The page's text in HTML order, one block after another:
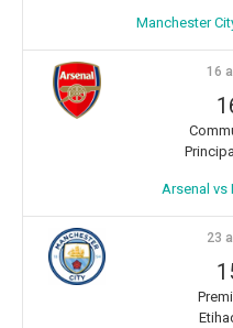
Manchester
16
Arsenal vs
23